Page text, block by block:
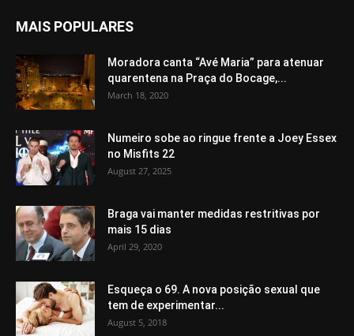
MAIS POPULARES
Moradora canta “Avé Maria” para atenuar
quarentena na Praça do Bocage,...
March 18, 2020
Numeiro sobe ao ringue frente a Joey Essex
no Misfits 22
August 27, 2025
Braga vai manter medidas restritivas por
mais 15 dias
April 29, 2020
Esqueça o 69. A nova posição sexual que
tem de experimentar...
August 5, 2018